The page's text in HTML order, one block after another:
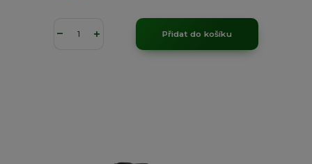
Přidat do košíku